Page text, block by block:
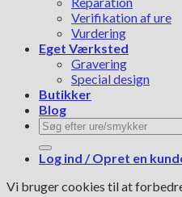
Verifikation af ure
Vurdering
Eget Værksted
Gravering
Special design
Butikker
Blog
Søg
efter:
Log ind / Opret en
Vi bruger cookies til at